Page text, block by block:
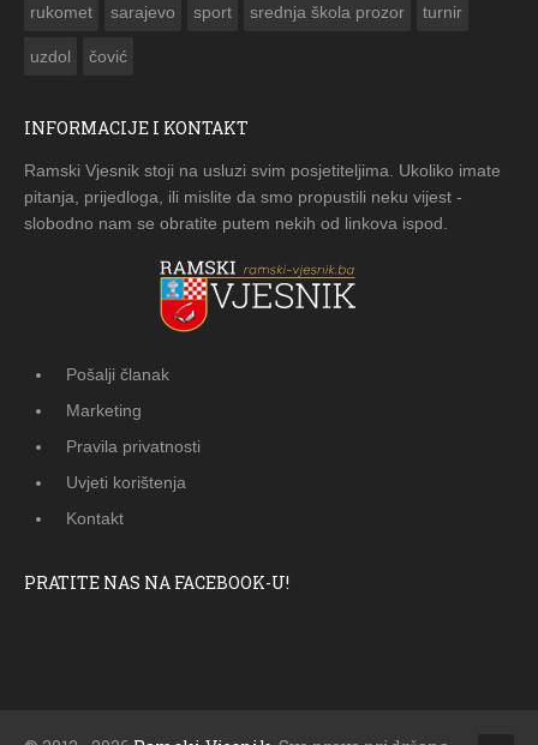
rukomet sarajevo sport srednja škola prozor turnir
uzdol čović
INFORMACIJE I KONTAKT
Ramski Vjesnik stoji na usluzi svim posjetiteljima. Ukoliko imate
pitanja, prijedloga, ili mislite da smo propustili neku vijest -
slobodno nam se obratite putem nekih od linkova ispod.
Pošalji članak
Marketing
Pravila privatnosti
Uvjeti korištenja
Kontakt
PRATITE NAS NA FACEBOOK-U!